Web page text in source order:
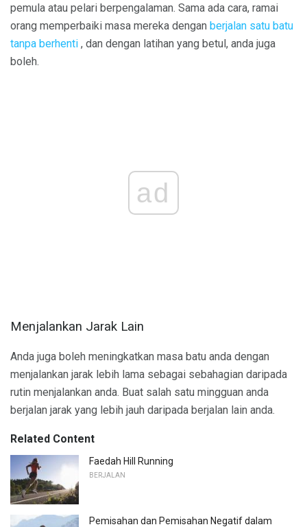
pemula atau pelari berpengalaman. Sama ada cara, ramai
orang memperbaiki masa mereka dengan berjalan satu batu
tanpa berhenti , dan dengan latihan yang betul, anda juga
boleh.
ad
Menjalankan Jarak Lain
Anda juga boleh meningkatkan masa batu anda dengan
menjalankan jarak lebih lama sebagai sebahagian daripada
rutin menjalankan anda. Buat salah satu mingguan anda
berjalan jarak yang lebih jauh daripada berjalan lain anda.
Related Content
Faedah Hill Running
BERJALAN
Pemisahan dan Pemisahan Negatif dalam